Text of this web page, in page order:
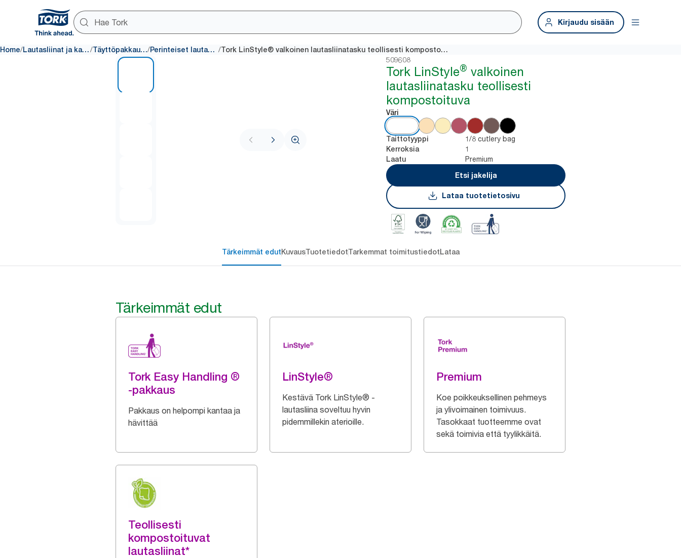
Kirjaudu sisään
Home/ Lautasliinat ja kattaus/ Täyttöpakkaukset/ Perinteiset lautasliinat / Tork LinStyle® valkoinen lautasliinatasku teollisesti kompostoituva
509608
Tork LinStyle® valkoinen
lautasliinatasku teollisesti
kompostoituva
Väri
Taittotyyppi 1/8 cutlery bag
Kerroksia 1
Laatu
Premium
Etsi jakelija
Lataa tuotetietosivu
Tärkeimmät edutKuvausTuotetiedotTarkemmat toimitustiedotLataa
Tärkeimmät edut
Tork Easy Handling ®
-pakkaus
Pakkaus on helpompi kantaa ja
hävittää
LinStyle®
Kestävä Tork LinStyle® -
lautasliina soveltuu hyvin
pidemmillekin aterioille.
Premium
Koe poikkeuksellinen pehmeys
ja ylivoimainen toimivuus.
Tasokkaat tuotteemme ovat
sekä toimivia että tyylikkäitä.
Teollisesti
kompostoituvat
lautasliinat*